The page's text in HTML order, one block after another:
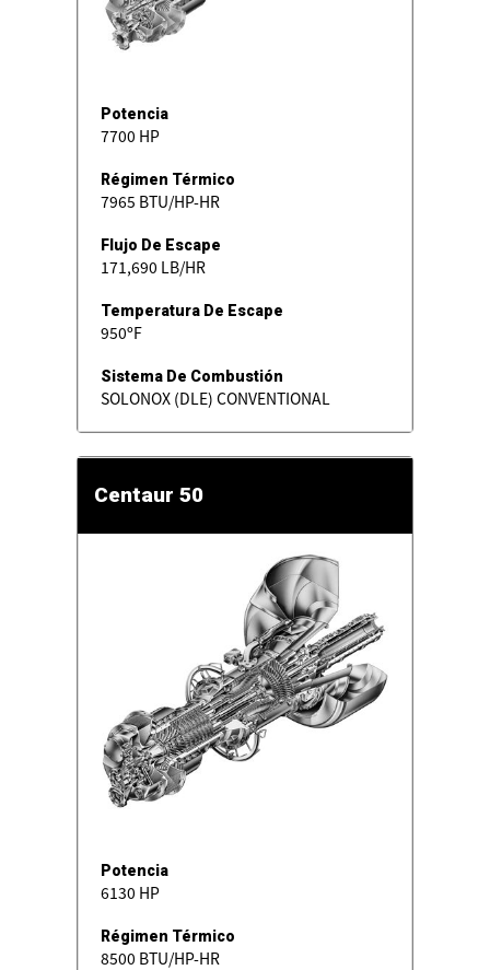
Potencia
7700 HP
Régimen Térmico
7965 BTU/HP-HR
Flujo De Escape
171,690 LB/HR
Temperatura De Escape
950ºF
Sistema De Combustión
SOLONOX (DLE) CONVENTIONAL
Centaur 50
Potencia
6130 HP
Régimen Térmico
8500 BTU/HP-HR